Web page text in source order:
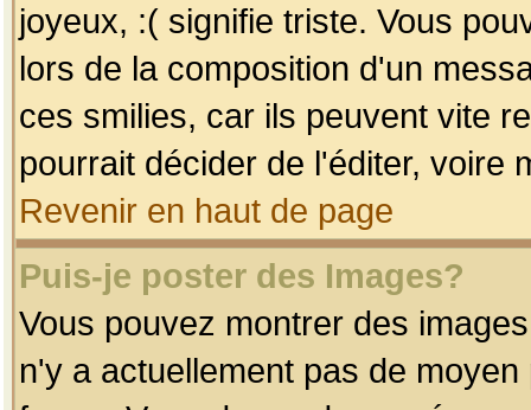
joyeux, :( signifie triste. Vous
lors de la composition d'un
ces smilies, car ils peuvent vite
pourrait décider de l'éditer, voire
Revenir en haut de page
Puis-je poster des Images?
Vous pouvez montrer des
n'y a actuellement pas de